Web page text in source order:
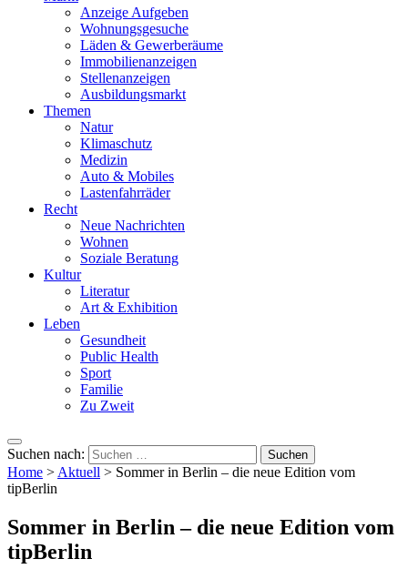
Anzeige Aufgeben
Wohnungsgesuche
Läden & Gewerberäume
Immobilienanzeigen
Stellenanzeigen
Ausbildungsmarkt
Themen
Natur
Klimaschutz
Medizin
Auto & Mobiles
Lastenfahrräder
Recht
Neue Nachrichten
Wohnen
Soziale Beratung
Kultur
Literatur
Art & Exhibition
Leben
Gesundheit
Public Health
Sport
Familie
Zu Zweit
Suchen nach:
Home > Aktuell > Sommer in Berlin – die neue Edition vom
tipBerlin
Sommer in Berlin – die neue Edition vom
tipBerlin